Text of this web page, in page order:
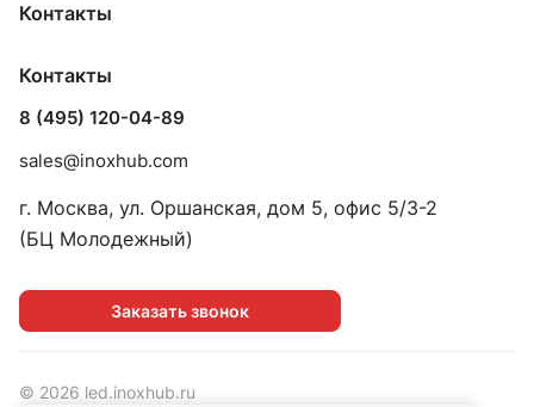
Контакты
Контакты
8 (495) 120-04-89
sales@inoxhub.com
г. Москва, ул. Оршанская, дом 5, офис 5/3-2
(БЦ Молодежный)
Заказать звонок
© 2026 led.inoxhub.ru